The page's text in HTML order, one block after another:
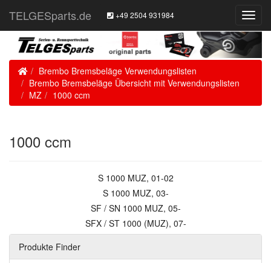
TELGESparts.de +49 2504 931984
HomeBrembo Bremsbeläge Verwendungslisten
Brembo Bremsbeläge Übersicht mit Verwendungslisten
MZ
1000 ccm
1000 ccm
S 1000 MUZ, 01-02
S 1000 MUZ, 03-
SF / SN 1000 MUZ, 05-
SFX / ST 1000 (MUZ), 07-
Produkte Finder